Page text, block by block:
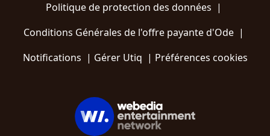
Politique de protection des données |
Conditions Générales de l'offre payante d'Ode |
Notifications | Gérer Utiq | Préférences cookies